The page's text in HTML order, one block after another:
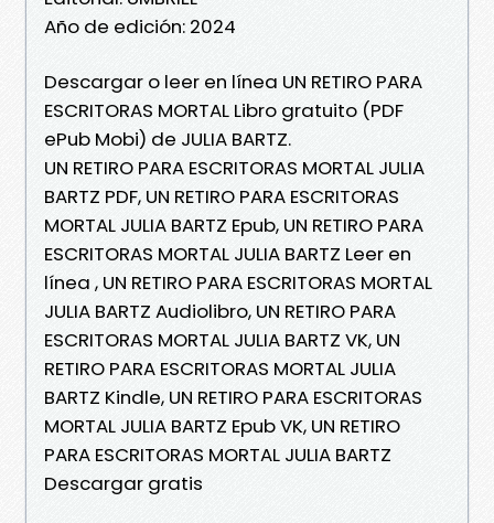
Año de edición: 2024
Descargar o leer en línea UN RETIRO PARA
ESCRITORAS MORTAL Libro gratuito (PDF
ePub Mobi) de JULIA BARTZ.
UN RETIRO PARA ESCRITORAS MORTAL JULIA
BARTZ PDF, UN RETIRO PARA ESCRITORAS
MORTAL JULIA BARTZ Epub, UN RETIRO PARA
ESCRITORAS MORTAL JULIA BARTZ Leer en
línea , UN RETIRO PARA ESCRITORAS MORTAL
JULIA BARTZ Audiolibro, UN RETIRO PARA
ESCRITORAS MORTAL JULIA BARTZ VK, UN
RETIRO PARA ESCRITORAS MORTAL JULIA
BARTZ Kindle, UN RETIRO PARA ESCRITORAS
MORTAL JULIA BARTZ Epub VK, UN RETIRO
PARA ESCRITORAS MORTAL JULIA BARTZ
Descargar gratis